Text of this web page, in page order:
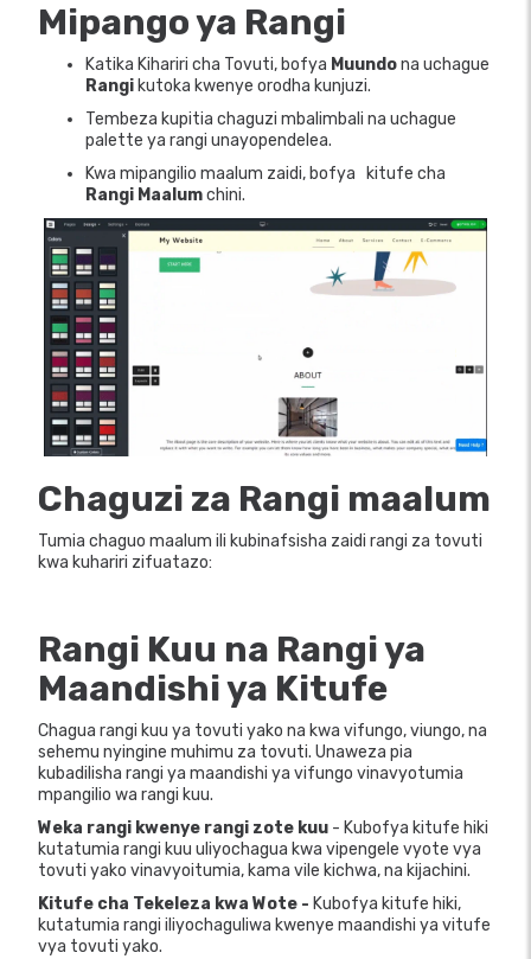
Mipango ya Rangi
Katika Kihariri cha Tovuti, bofya Muundona uchague
Rangi kutoka kwenye orodha kunjuzi.
Tembeza kupitia chaguzi mbalimbali na uchague
palette ya rangi unayopendelea.
Kwa mipangilio maalum zaidi, bofya
kitufe cha
Rangi Maalumchini.
Chaguzi za Rangi maalum
Tumia chaguo maalum ili kubinafsisha zaidi rangi za tovuti
kwa kuhariri zifuatazo:
Rangi Kuu na Rangi ya
Maandishi ya Kitufe
Chagua rangi kuu ya tovuti yako na kwa vifungo, viungo, na
sehemu nyingine muhimu za tovuti. Unaweza pia
kubadilisha rangi ya maandishi ya vifungo vinavyotumia
mpangilio wa rangi kuu.
Weka rangi kwenye rangi zote kuu - Kubofya kitufe hiki
kutatumia rangi kuu uliyochagua kwa vipengele vyote vya
tovuti yako vinavyoitumia, kama vile kichwa, na kijachini.
Kitufe cha Tekeleza kwa Wote - Kubofya kitufe hiki,
kutatumia rangi iliyochaguliwa kwenye maandishi ya vitufe
vya tovuti yako.